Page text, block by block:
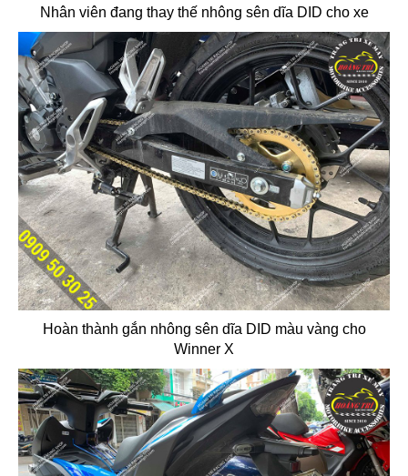
Nhân viên đang thay thế nhông sên dĩa DID cho xe
Hoàn thành gắn nhông sên dĩa DID màu vàng cho
Winner X